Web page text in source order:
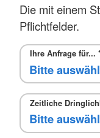
Die mit einem
Pflichtfelder.
Ihre Anfrage für...
Zeitliche